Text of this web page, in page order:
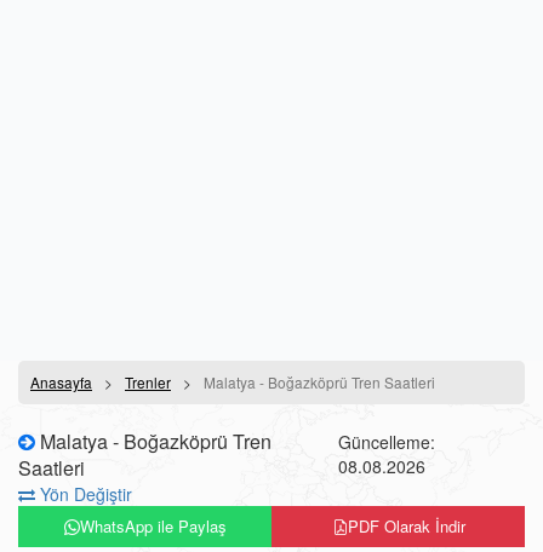
Anasayfa Trenler Malatya - Boğazköprü Tren Saatleri
Malatya - Boğazköprü Tren
Saatleri
Yön Değiştir
Güncelleme:
08.08.2026
WhatsApp ile Paylaş PDF Olarak İndir